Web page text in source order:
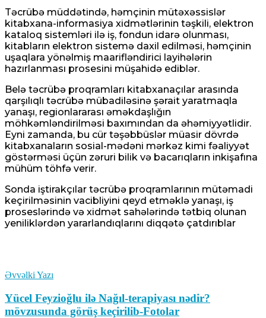
Təcrübə müddətində, həmçinin mütəxəssislər
kitabxana-informasiya xidmətlərinin təşkili, elektron
kataloq sistemləri ilə iş, fondun idarə olunması,
kitabların elektron sistemə daxil edilməsi, həmçinin
uşaqlara yönəlmiş maarifləndirici layihələrin
hazırlanması prosesini müşahidə ediblər.
Belə təcrübə proqramları kitabxanaçılar arasında
qarşılıqlı təcrübə mübadiləsinə şərait yaratmaqla
yanaşı, regionlararası əməkdaşlığın
möhkəmləndirilməsi baxımından da əhəmiyyətlidir.
Eyni zamanda, bu cür təşəbbüslər müasir dövrdə
kitabxanaların sosial-mədəni mərkəz kimi fəaliyyət
göstərməsi üçün zəruri bilik və bacarıqların inkişafına
mühüm töhfə verir.
Sonda iştirakçılar təcrübə proqramlarının mütəmadi
keçirilməsinin vacibliyini qeyd etməklə yanaşı, iş
proseslərində və xidmət sahələrində tətbiq olunan
yeniliklərdən yararlandıqlarını diqqətə çatdırıblar
Əvvəlki Yazı
Yücel Feyzioğlu ilə Nağıl-terapiyası nədir?
mövzusunda görüş keçirilib-Fotolar